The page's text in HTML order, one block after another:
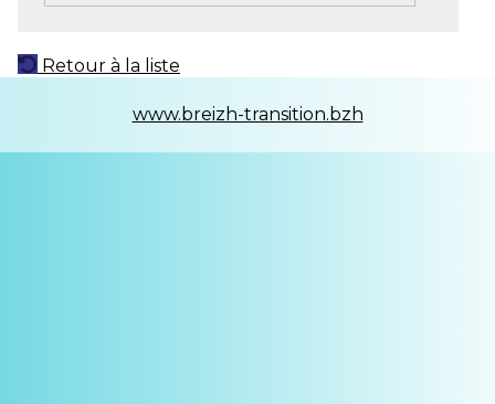
Retour à la liste
www.breizh-transition.bzh